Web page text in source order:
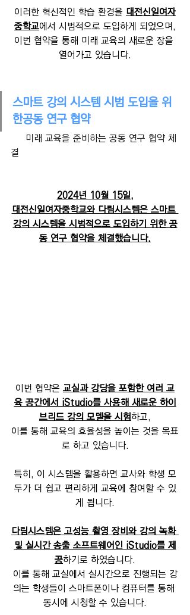
이러한 혁신적인 학습 환경을 대전신일여자
중학교에서 시범적으로 도입하게 되었으며,
이번 협약을 통해 미래 교육의 새로운 장을
열어가고 있습니다.
스마트 강의 시스템 시범 도입을 위
한공동 연구 협약
결
2024년 10월 15일,
대전신일여자중학교와 다림시스템은 스마트
강의 시스템을 시범적으로 도입하기 위한 공
동 연구 협약을 체결했습니다.
이번 협약은 교실과 강당을 포함한 여러 교
육 공간에서 iStudio를 사용해 새로운 하이
브리드 강의 모델을 시험하고,
이를 통해 교육의 효율성을 높이는 것을 목표
로 하고 있습니다.
특히, 이 시스템을 활용하면 교사와 학생 모
두가 더 쉽고 편리하게 교육에 참여할 수 있
게 됩니다.
다림시스템은 고성능 촬영 장비와 강의 녹화
및 실시간 송출 소프트웨어인 iStudio를 제
공하기로 하였습니다.
이를 통해 교실에서 실시간으로 진행되는 강
의는 학생들이 스마트폰이나 컴퓨터를 통해
동시에 시청할 수 있습니다.